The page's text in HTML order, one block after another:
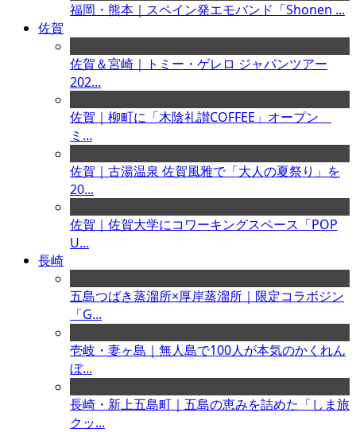
福岡・熊本｜スペイン発エモバンド「Shonen ...
佐賀
佐賀＆宮崎｜トミー・ゲレロ ジャパンツアー
202...
佐賀｜柳町に「木陰礼讃COFFEE」オープン
ミ...
佐賀｜古湯温泉 佐賀風雅で「大人の夏祭り」を
20...
佐賀｜佐賀大学にコワーキングスペース「POP
U...
長崎
五島つばき蒸溜所×厚岸蒸溜所｜限定コラボジン
「G...
壱岐・妻ヶ島｜無人島で100人が本気のかくれん
ぼ...
長崎・新上五島町｜五島の恵みを詰めた「しま旅
クッ...